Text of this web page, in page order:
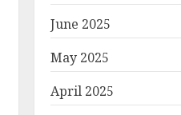
June 2025
May 2025
April 2025